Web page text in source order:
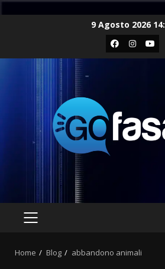
9 Agosto 2026
Facebook
Instagram
PRIMARY
Home Blog abbandono animali